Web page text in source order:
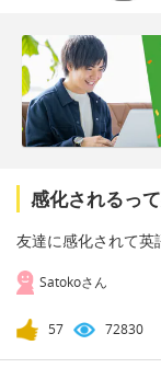
感化されるっ
友達に感化されて英
Satokoさん
57 72830